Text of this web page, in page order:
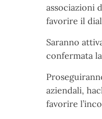
associazioni
favorire il
Saranno
confermata
aziendali,
favorire